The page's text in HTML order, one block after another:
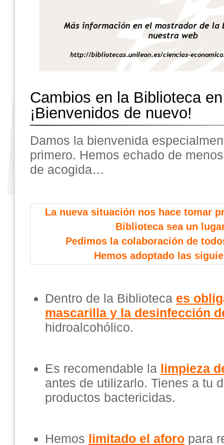
Cambios en la Biblioteca
¡Bienvenidos de nuevo!
Damos la bienvenida
primero. Hemos echado de
de acogida…
La nueva situación nos hace tomar
Biblioteca sea un
Pedimos la colaboración de
Hemos adoptado las
Dentro de la Biblioteca es
mascarilla y la desinfección
hidroalcohólico.
Es recomendable la limpieza
antes de utilizarlo. Tienes a tu
productos bactericidas.
Hemos limitado el aforo para